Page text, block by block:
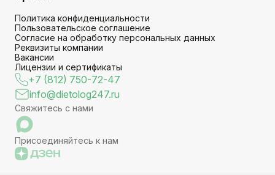
Политика конфиденциальности
Пользовательское соглашение
Согласие на обработку персональных данных
Реквизиты компании
Вакансии
Лицензии и сертификаты
+7 (812) 750-72-47
info@dietolog247.ru
Свяжитесь с нами
Присоединяйтесь к нам